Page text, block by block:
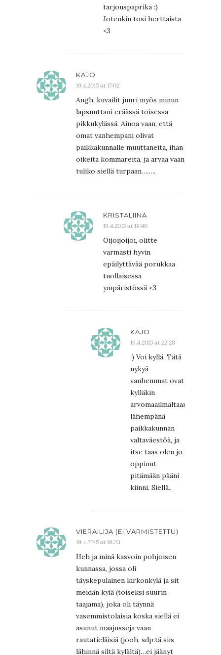
tarjouspaprika :)
Jotenkin tosi herttaista
<3
KAJO
19.4.2015 at 17:02
Augh, kuvailit juuri myös minun
lapsuuttani eräässä toisessa
pikkukylässä. Ainoa vaan, että
omat vanhempani olivat
paikkakunnalle muuttaneita, ihan
oikeita kommareita, ja arvaa vaan
tuliko siellä turpaan……..
KRISTALIINA
19.4.2015 at 18:40
Oijoijoijoi, olitte
varmasti hyvin
epäilyttävää porukkaa
tuollaisessa
ympäristössä <3
KAJO
19.4.2015 at 22:28
:) Voi kyllä. Tätä
nykyä
vanhemmat ovat
kylläkin
arvomaailmaltaan
lähempänä
paikkakunnan
valtaväestöä, ja
itse taas olen jo
oppinut
pitämään pääni
kiinni. Siellä..
VIERAILIJA (EI VARMISTETTU)
19.4.2015 at 18:23
Heh ja minä kasvoin pohjoisen
kunnassa, jossa oli
täyskepulainen kirkonkylä ja sit
meidän kylä (toiseksi suurin
taajama), joka oli täynnä
vasemmistolaisia koska siellä ei
asunut maajusseja vaan
rautatieläisiä (jooh, sdp:tä siis
lähinnä siltä kylältä)…ei jäänyt